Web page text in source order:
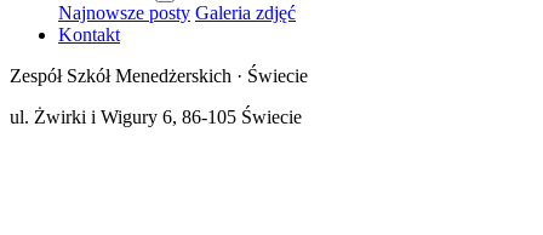
Najnowsze posty Galeria zdjęć
Kontakt
Zespół Szkół Menedżerskich · Świecie
ul. Żwirki i Wigury 6, 86-105 Świecie